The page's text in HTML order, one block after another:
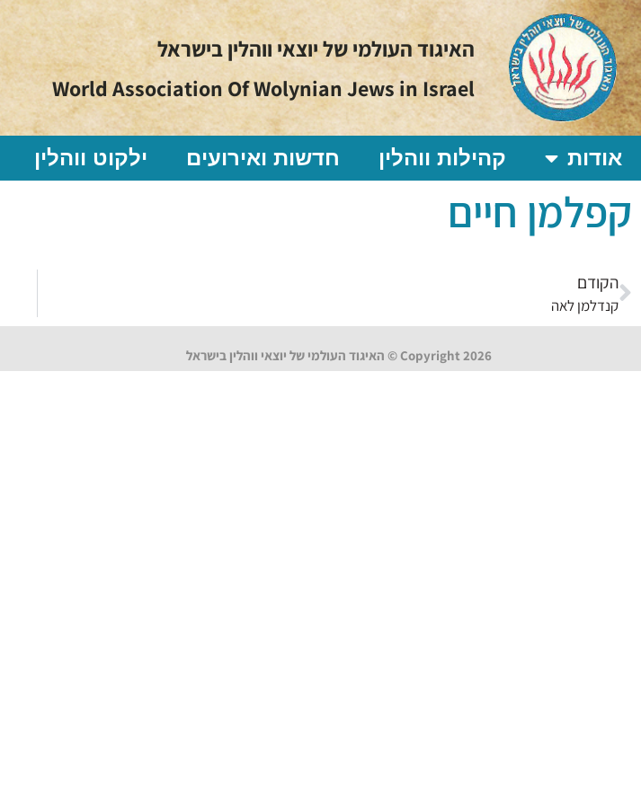
האיגוד העולמי של יוצאי ווהלין בישראל
World Association Of Wolynian Jews in Israel
אודות קהילות ווהלין חדשות ואירועים ילקוט ווהלין
קפלמן חיים
הקודם
קנדלמן לאה
Copyright 2026 © האיגוד העולמי של יוצאי ווהלין בישראל